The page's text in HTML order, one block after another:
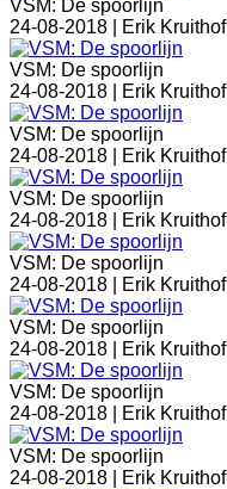
VSM: De spoorlijn
24-08-2018 |
Erik Kruithof
VSM: De spoorlijn
24-08-2018 |
Erik Kruithof
VSM: De spoorlijn
24-08-2018 |
Erik Kruithof
VSM: De spoorlijn
24-08-2018 |
Erik Kruithof
VSM: De spoorlijn
24-08-2018 |
Erik Kruithof
VSM: De spoorlijn
24-08-2018 |
Erik Kruithof
VSM: De spoorlijn
24-08-2018 |
Erik Kruithof
VSM: De spoorlijn
24-08-2018 |
Erik Kruithof